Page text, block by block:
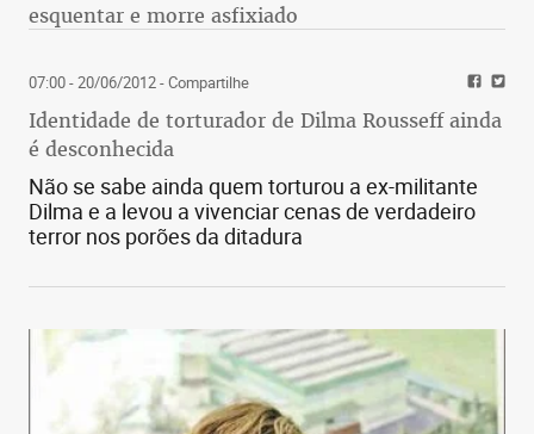
esquentar e morre asfixiado
07:00 - 20/06/2012- Compartilhe
Identidade de torturador de Dilma Rousseff ainda
é desconhecida
Não se sabe ainda quem torturou a ex-militante
Dilma e a levou a vivenciar cenas de verdadeiro
terror nos porões da ditadura